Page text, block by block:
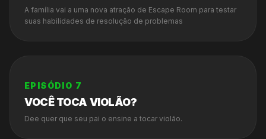
A família vai a uma nova atração de Escape Room para testar
suas habilidades de resolução de problemas
EPISÓDIO 7
VOCÊ TOCA VIOLÃO?
Dee quer que seu pai o ensine a tocar violão.